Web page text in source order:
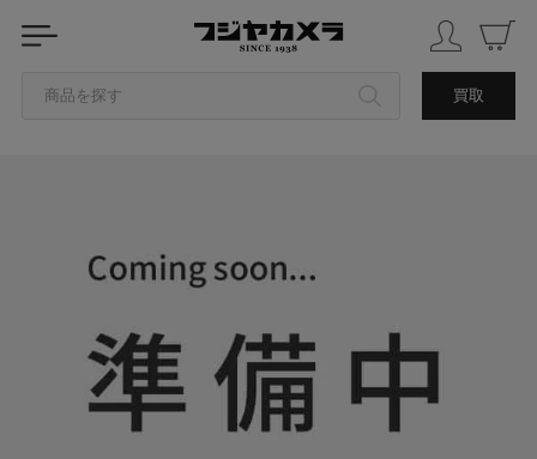
商品を探す 買取